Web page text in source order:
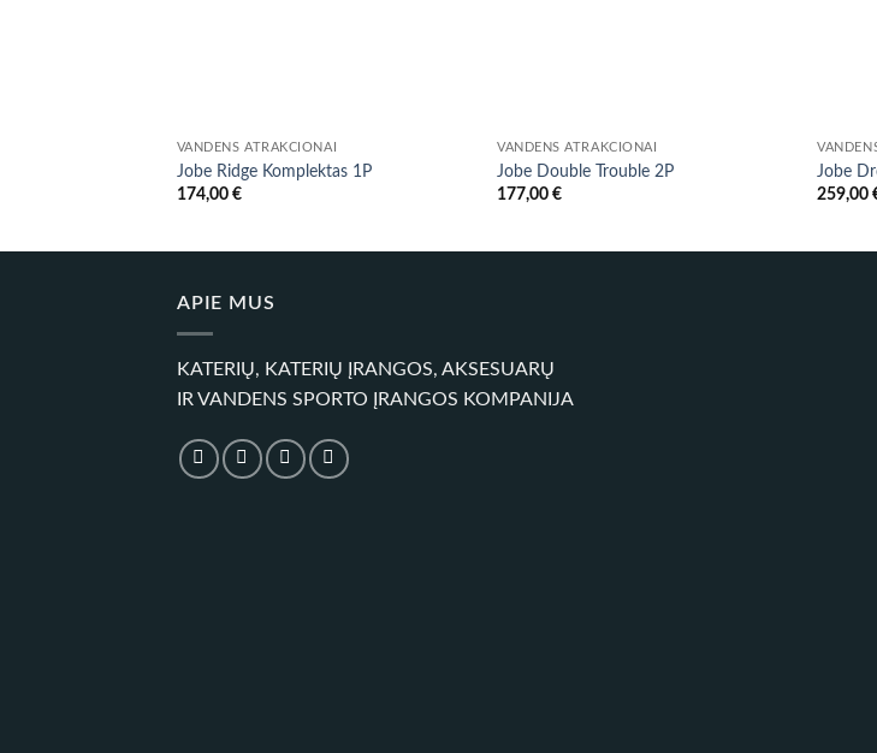
VANDENS ATRAKCIONAI
Jobe Ridge Komplektas 1P
174,00 €
VANDENS ATRAKCIONAI
Jobe Double Trouble 2P
177,00€
Jobe
259,00
APIE MUS
KATERIŲ, KATERIŲ ĮRANGOS, AKSESUARŲ
IR VANDENS SPORTO ĮRANGOS KOMPANIJA